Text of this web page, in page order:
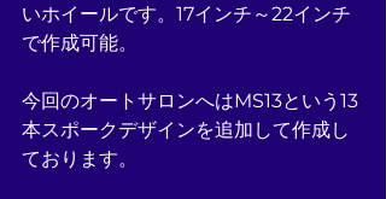
いホイールです。17インチ～22インチ
で作成可能。
今回のオートサロンへはMS13という13
本スポークデザインを追加して作成し
ております。